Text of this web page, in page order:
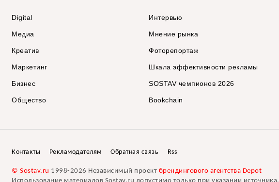
Digital
Медиа
Креатив
Маркетинг
Бизнес
Общество
Интервью
Мнение рынка
Фоторепортаж
Шкала эффективности рекламы
SOSTAV чемпионов 2026
Bookchain
Контакты Рекламодателям Обратная связь Rss
© Sostav.ru 1998-2026 Независимый проект брендингового агентства Depot